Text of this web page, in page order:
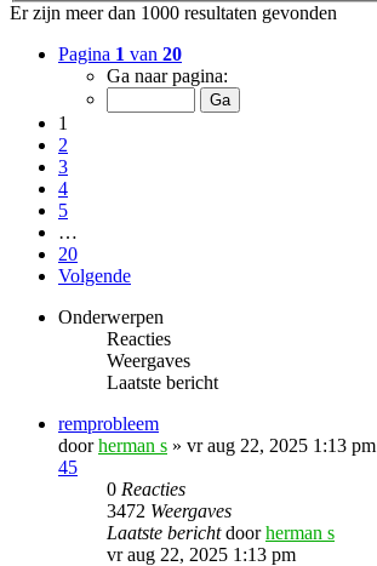
Er zijn meer dan 1000 resultaten gevonden
Pagina 1 van 20
Ga naar pagina:
1
2
3
4
5
…
20
Volgende
Onderwerpen
Reacties
Weergaves
Laatste bericht
remprobleem
doorherman s » vr aug 22, 2025 1:13 pm
45
0 Reacties
3472 Weergaves
Laatste berichtdoorherman s
vr aug 22, 2025 1:13 pm